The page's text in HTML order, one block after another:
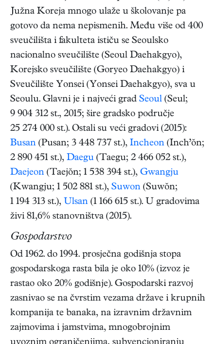
Južna Koreja mnogo ulaže u školovanje pa
gotovo da nema nepismenih. Među više od 400
sveučilišta i fakulteta ističu se Seoulsko
nacionalno sveučilište (Seoul Daehakgyo),
Korejsko sveučilište (Goryeo Daehakgyo) i
Sveučilište Yonsei (Yonsei Daehakgyo), sva u
Seoulu. Glavni je i najveći grad Seoul (Seul;
9 904 312 st., 2015; šire gradsko područje
25 274 000 st.). Ostali su veći gradovi (2015):
Busan (Pusan; 3 448 737 st.), Incheon (Inch’ŏn;
2 890 451 st.), Daegu (Taegu; 2 466 052 st.),
Daejeon (Taejŏn; 1 538 394 st.), Gwangju
(Kwangju; 1 502 881 st.), Suwon (Suwŏn;
1 194 313 st.), Ulsan (1 166 615 st.). U gradovima
živi 81,6% stanovništva (2015).
Gospodarstvo
Od 1962. do 1994. prosječna godišnja stopa
gospodarskoga rasta bila je oko 10% (izvoz je
rastao oko 20% godišnje). Gospodarski razvoj
zasnivao se na čvrstim vezama države i krupnih
kompanija te banaka, na izravnim državnim
zajmovima i jamstvima, mnogobrojnim